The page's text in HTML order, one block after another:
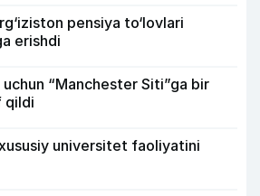
pensiya to‘lovlari
erishdi
uchun “Manchester Siti”ga bir
qildi
universitet faoliyatini